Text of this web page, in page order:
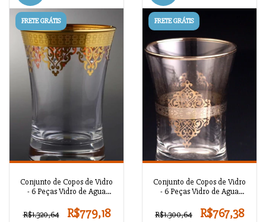
FRETE GRÁTIS
Conjunto de Copos de Vidro
- 6 Peças Vidro de Agua
R$1.320,64
R$779,18
FRETE GRÁTIS
Conjunto de Copos de Vidro
- 6 Peças Vidro de Agua
R$1.300,64
R$767,38